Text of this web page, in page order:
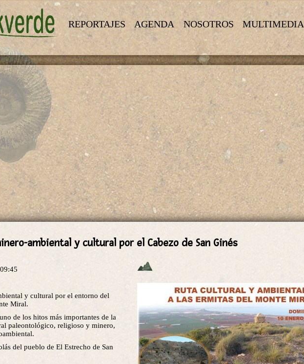
REPORTAJES AGENDA NOSOTROS MULTIMEDIA
ambiental y cultural por el Cabezo de San Ginés
y cultural por el entorno del
Miral.
de los hitos más importantes de la
paleontológico, religioso y minero,
del pueblo de El Estrecho de San